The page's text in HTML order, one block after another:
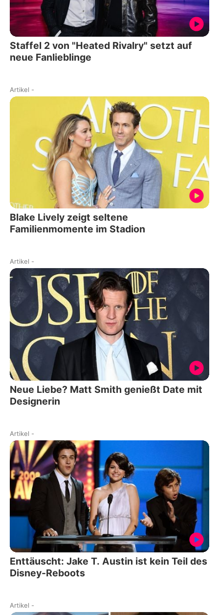
Staffel 2 von "Heated Rivalry" setzt auf
neue Fanlieblinge
Artikel -
Blake Lively zeigt seltene
Familienmomente im Stadion
Artikel -
Neue Liebe? Matt Smith genießt Date mit
Designerin
Artikel -
Enttäuscht: Jake T. Austin ist kein Teil des
Disney-Reboots
Artikel -